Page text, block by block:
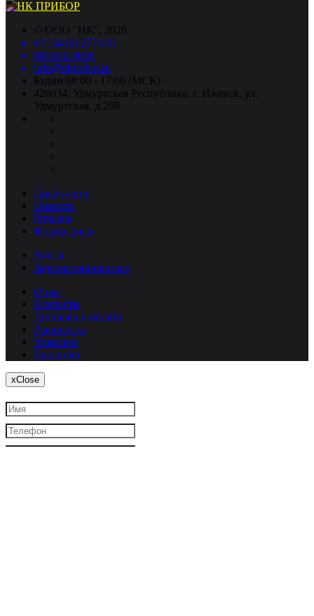
© ООО "НК", 2026
+7 (3412) 277-001
88005118036
info@nkpribor.ru
Будни 08:00 - 17:00 (МСК)
426034, Удмуртская Республика, г. Ижевск, ул.
Удмуртская, д.268
Прайс-лист
Новости
Отзывы
Форма связи
Войти
Зарегистрироваться
О нас
Контакты
Доставка и оплата
Реквизиты
Упаковка
Вакансии
xClose